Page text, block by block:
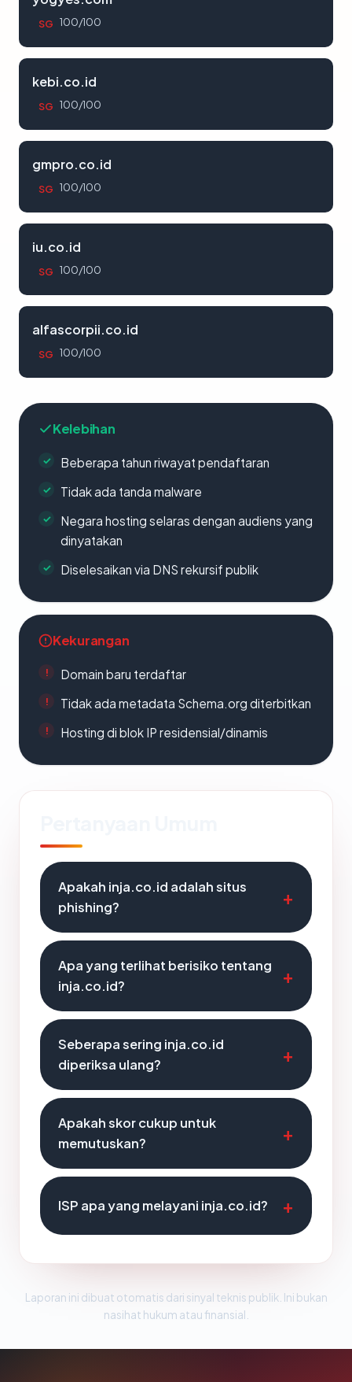
SG 100/100
kebi.co.id
SG 100/100
gmpro.co.id
SG 100/100
iu.co.id
SG 100/100
alfascorpii.co.id
SG 100/100
Kelebihan
Beberapa tahun riwayat pendaftaran
Tidak ada tanda malware
Negara hosting selaras dengan audiens yang
dinyatakan
Diselesaikan via DNS rekursif publik
Kekurangan
Domain baru terdaftar
Tidak ada metadata Schema.org diterbitkan
Hosting di blok IP residensial/dinamis
Apakah inja.co.id adalah situs
phishing?
Apa yang terlihat berisiko tentang
inja.co.id?
Seberapa sering inja.co.id
diperiksa ulang?
Apakah skor cukup untuk
memutuskan?
ISP apa yang melayani inja.co.id?
Laporan ini dibuat otomatis dari sinyal teknis publik. Ini bukan
nasihat hukum atau finansial.